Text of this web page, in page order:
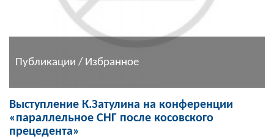
Публикации / Избранное
Выступление К.Затулина на конференции
«параллельное СНГ после косовского
прецедента»